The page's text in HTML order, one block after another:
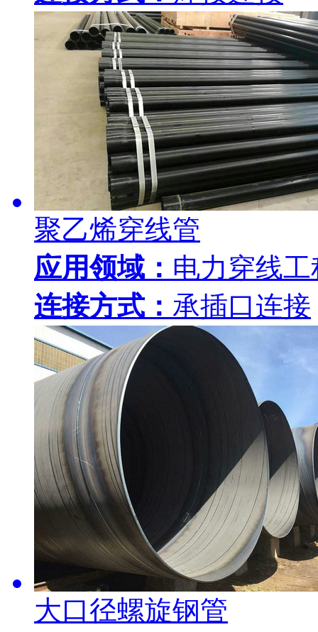
聚乙烯穿线管
应用领域： 电力穿线工
连接方式： 承插口连接
大口径螺旋钢管